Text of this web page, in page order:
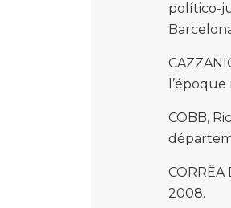
político-
COBB,
CORRÊA
2008.